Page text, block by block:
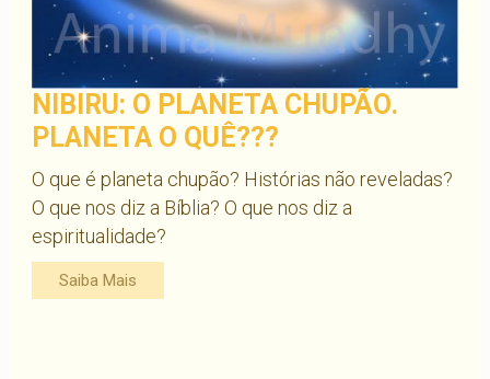
NIBIRU: O PLANETA CHUPÃO.
PLANETA O QUÊ???
O que é planeta chupão? Histórias não reveladas?
O que nos diz a Bíblia? O que nos diz a
espiritualidade?
Saiba Mais